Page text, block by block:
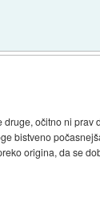
očitno ni prav
bistveno
origina, da se